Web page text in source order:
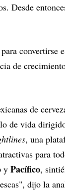
Desde
convertirse
de
de
de vida
, una
para
y Pacífico,
dijo la